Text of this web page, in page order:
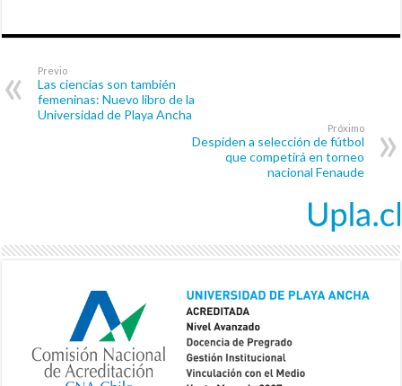
Previo
Las ciencias son también
femeninas: Nuevo libro de la
Universidad de Playa Ancha
Próximo
Despiden a selección de fútbol
que competirá en torneo
nacional Fenaude